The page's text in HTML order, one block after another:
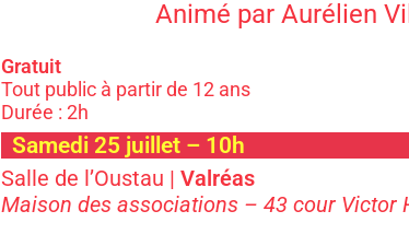
Animé par Aurélien
Gratuit
Tout public à partir de 12 ans
Durée : 2h
Samedi 25 juillet – 10h
Salle de l’Oustau | Valréas
Maison des associations – 43 cour Victor